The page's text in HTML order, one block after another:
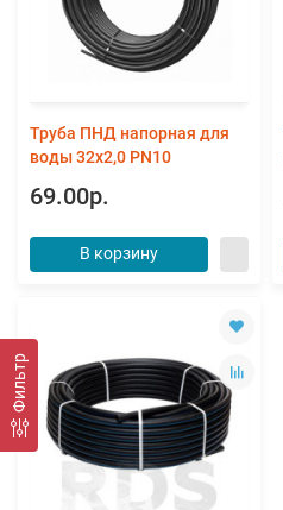
Фильтр
Труба ПНД напорная для
воды 32х2,0 PN10
69.00р.
В корзину